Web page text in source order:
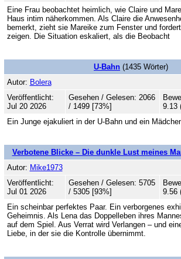
Eine Frau beobachtet heimlich, wie Claire und
Haus intim näherkommen. Als Claire die
bemerkt, zieht sie Mareike zum Fenster und
zeigen. Die Situation eskaliert, als die Beobacht
U-Bahn (1435 Wörter)
Autor: Bolera
Veröffentlicht:
Jul 20 2026
Gesehen / Gelesen: 2066
/ 1499 [73%]
9.13
Ein Junge ejakuliert in der U-Bahn und ein
Verbotene Blicke – Die dunkle Lust meines
Autor: Mike1973
Veröffentlicht:
Jul 01 2026
Gesehen / Gelesen: 5705
/ 5305 [93%]
9.56
Ein scheinbar perfektes Paar. Ein verborgenes
Geheimnis. Als Lena das Doppelleben ihres
auf dem Spiel. Aus Verrat wird Verlangen – und
Liebe, in der sie die Kontrolle übernimmt.